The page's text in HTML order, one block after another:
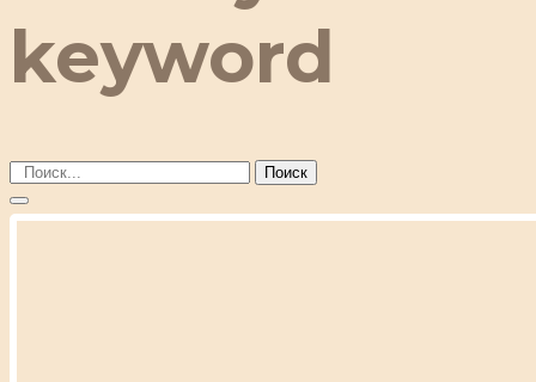
keyword
Поиск